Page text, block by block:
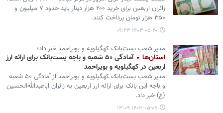
زائران اربعین برای خرید ۲۰۰ هزار دینار باید حدود ۷ میلیون و
۳۵۰ هزار تومان پرداخت کنند.
۱۴۰۳-۰۵-۲۰ ۰۹:۲۳
مدیر شعب پست‌بانک کهگیلویه و بویراحمد خبر داد؛
استان‌ها
آمادگی ۵۰ شعبه و باجه پست‌بانک برای ارائه ارز
اربعین در کهگیلویه و بویراحمد
مدیر شعب پست‌بانک کهگیلویه و بویراحمد از آمادگی ۵۰ شعبه
و باجه این بانک برای ارائه ارز اربعین به زائران اباعبدالله‌الحسین
(ع) خبر داد.
۱۴۰۳-۰۵-۰۹ ۱۳:۰۹